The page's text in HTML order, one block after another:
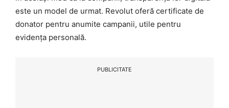
este un model de urmat. Revolut oferă certificate de
donator pentru anumite campanii, utile pentru
evidența personală.
PUBLICITATE